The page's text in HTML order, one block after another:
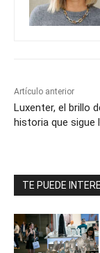
Artículo anterior
Luxenter, el brillo
historia que sigue
TE PUEDE